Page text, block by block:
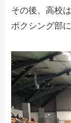
その後、高校
ボクシング部